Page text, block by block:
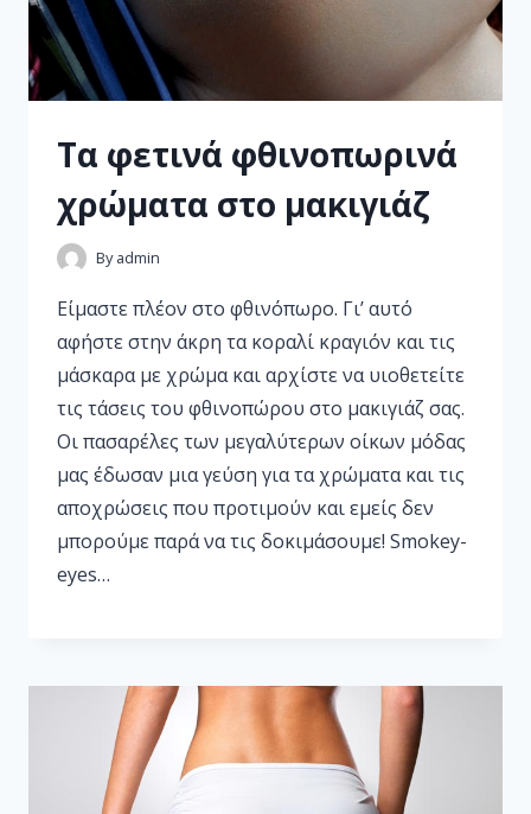
Tα φετινά φθινοπωρινά
χρώματα στο μακιγιάζ
By admin
Είμαστε πλέον στο φθινόπωρο. Γι’ αυτό
αφήστε στην άκρη τα κοραλί κραγιόν και τις
μάσκαρα με χρώμα και αρχίστε να υιοθετείτε
τις τάσεις του φθινοπώρου στο μακιγιάζ σας.
Οι πασαρέλες των μεγαλύτερων οίκων μόδας
μας έδωσαν μια γεύση για τα χρώματα και τις
αποχρώσεις που προτιμούν και εμείς δεν
μπορούμε παρά να τις δοκιμάσουμε! Smokey-
eyes…